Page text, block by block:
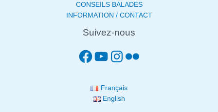
CONSEILS BALADES
INFORMATION / CONTACT
Suivez-nous
Français
English